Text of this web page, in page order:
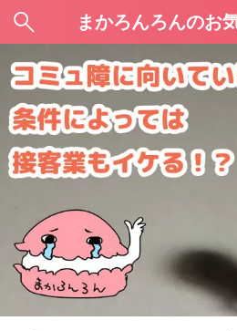
まかろんろんのお